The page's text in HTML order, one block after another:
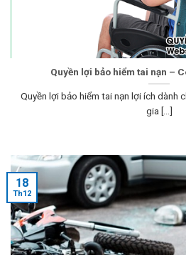
Quyền lợi bảo hiểm tai nạn –
Quyền lợi bảo hiểm tai nạn lợi ích dành
gia [...]
18
Th12